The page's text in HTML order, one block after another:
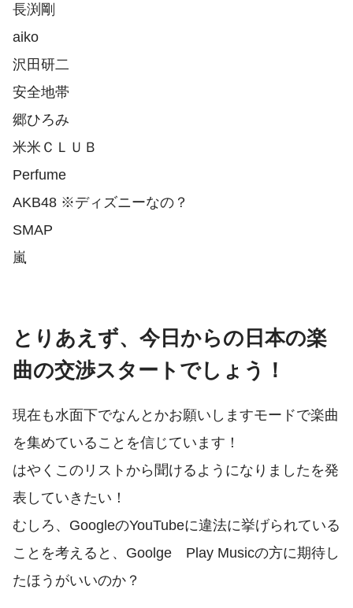
長渕剛
aiko
沢田研二
安全地帯
郷ひろみ
米米ＣＬＵＢ
Perfume
AKB48 ※ディズニーなの？
SMAP
嵐
とりあえず、今日からの日本の楽
曲の交渉スタートでしょう！
現在も水面下でなんとかお願いしますモードで楽曲
を集めていることを信じています！
はやくこのリストから聞けるようになりましたを発
表していきたい！
むしろ、GoogleのYouTubeに違法に挙げられている
ことを考えると、Goolge Play Musicの方に期待し
たほうがいいのか？